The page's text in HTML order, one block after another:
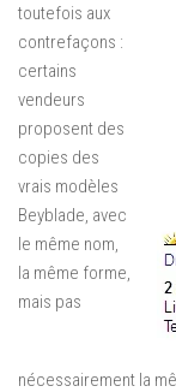
toutefois aux
contrefaçons :
certains
vendeurs
proposent des
copies des
vrais modèles
Beyblade, avec
le même nom,
la même forme,
mais pas
nécessairement la